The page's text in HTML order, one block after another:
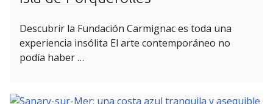
Descubrir la Fundación Carmignac es toda una
experiencia insólita El arte contemporáneo no
podía haber …